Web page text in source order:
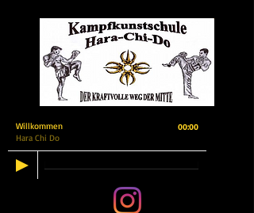
Willkommen
Hara Chi Do
00:00